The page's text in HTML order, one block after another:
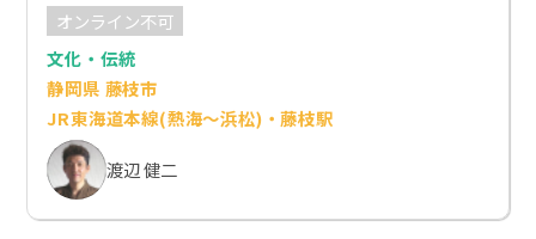
オンライン不可
文化・伝統
静岡県 藤枝市
JR東海道本線(熱海～浜松)・藤枝駅
渡辺 健二